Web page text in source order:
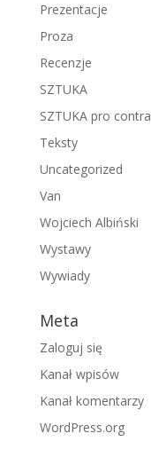
Prezentacje
Proza
Recenzje
SZTUKA
SZTUKA pro contra
Teksty
Uncategorized
Van
Wojciech Albiński
Wystawy
Wywiady
Meta
Zaloguj się
Kanał wpisów
Kanał komentarzy
WordPress.org